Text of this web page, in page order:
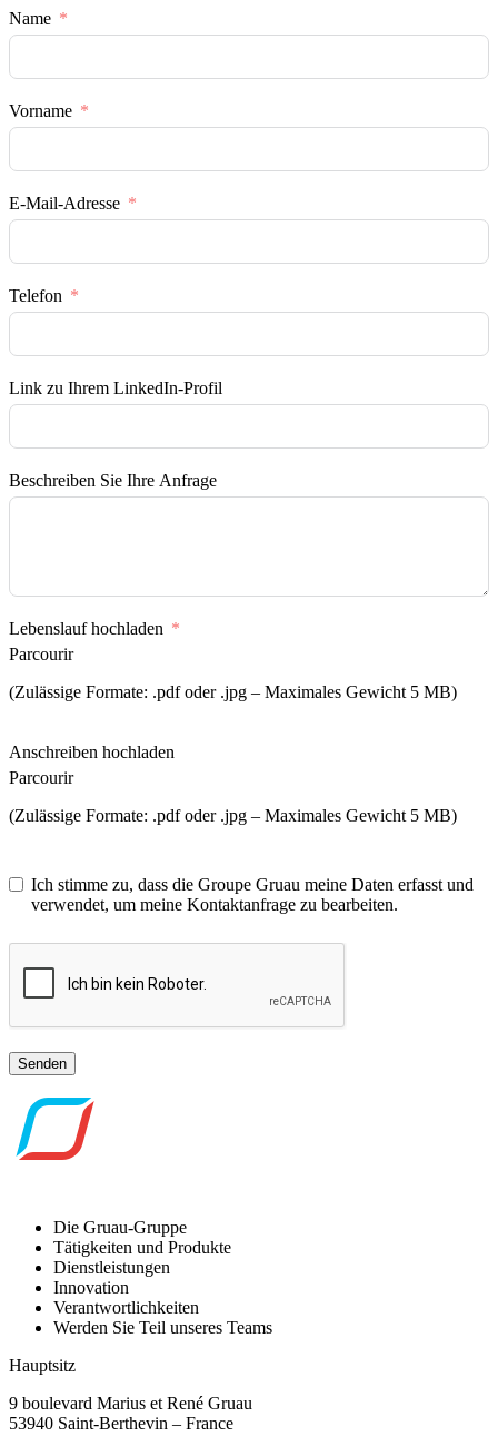
Name
Vorname
E-Mail-Adresse
Telefon
Link zu Ihrem LinkedIn-Profil
Beschreiben Sie Ihre Anfrage
Lebenslauf hochladen
Parcourir
(Zulässige Formate: .pdf oder .jpg – Maximales Gewicht 5 MB)
Anschreiben hochladen
Parcourir
(Zulässige Formate: .pdf oder .jpg – Maximales Gewicht 5 MB)
Ich stimme zu, dass die Groupe Gruau meine Daten erfasst und
verwendet, um meine Kontaktanfrage zu bearbeiten.
Senden
Die Gruau-Gruppe
Tätigkeiten und Produkte
Dienstleistungen
Innovation
Verantwortlichkeiten
Werden Sie Teil unseres Teams
Hauptsitz
9 boulevard Marius et René Gruau
53940 Saint-Berthevin – France